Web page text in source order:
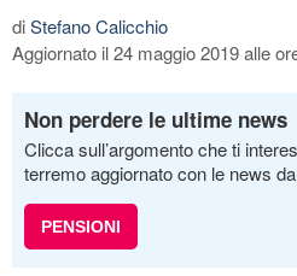
diStefano Calicchio
Aggiornato il 24 maggio 2019 alle
Non perdere le ultime news
Clicca sull’argomento che ti
terremo aggiornato con le news
PENSIONI